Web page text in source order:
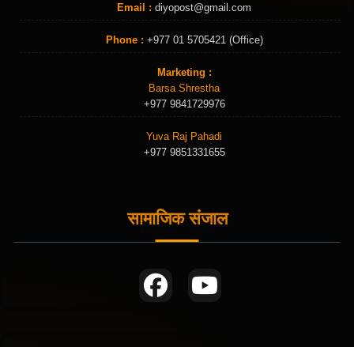
Email : diyopost@gmail.com
Phone : +977 01 5705421 (Office)
Marketing :
Barsa Shrestha
+977 9841729976
Yuva Raj Pahadi
+977 9851331655
सामाजिक संजाल